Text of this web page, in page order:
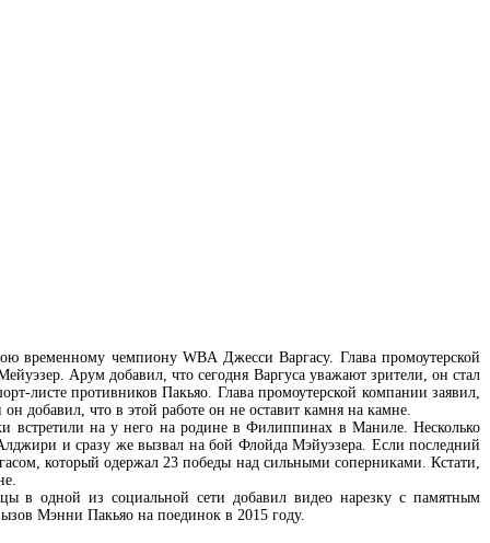
чемпиону WBA Джесси Варгасу. Глава промоутерской
Арум добавил, что сегодня Варгуса уважают зрители, он стал
листе противников Пакьяо. Глава промоутерской компании заявил,
добавил, что в этой работе он не оставит камня на камне.
встретили на у него на родине в Филиппинах в Маниле. Несколько
и сразу же вызвал на бой Флойда Мэйуэзера. Если последний
который одержал 23 победы над сильными соперниками. Кстати,
в одной из социальной сети добавил видео нарезку с памятным
Мэнни Пакьяо на поединок в 2015 году.